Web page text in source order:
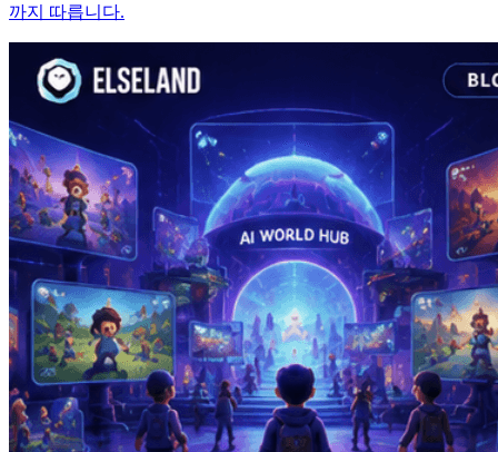
까지 따릅니다.